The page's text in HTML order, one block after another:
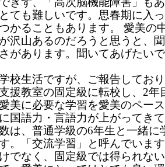
とても難しいです。思春期に入
かることもあります。 愛美の
が沢山あるのだろうと思うと、
さがあります。聞いてあげたい
校生活ですが、ご報告してお
援教室の固定級に転校し、2年
美に必要な学習を愛美のペー
に国語力・言語力が上がってき
は、普通学級の6年生と一緒
。「交流学習」と呼んでいま
けでなく、固定級では得られな